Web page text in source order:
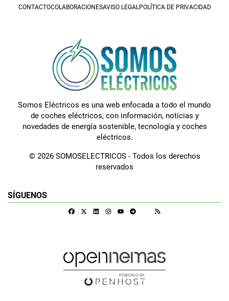
CONTACTOCOLABORACIONESAVISO LEGAL POLÍTICA DE PRIVACIDAD
Somos Eléctricos es una web enfocada a todo el mundo
de coches eléctricos, con información, noticias y
novedades de energía sostenible, tecnología y coches
eléctricos.
© 2026 SOMOSELECTRICOS - Todos los derechos
reservados
SÍGUENOS
FacebookLinkedinInstagramTelegram
Google Discover